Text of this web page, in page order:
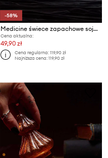
-58%
Medicine świece zapachowe sojowe 2-pack
Cena aktualna:
49,90 zł
Cena regularna:119,90 zł
Najniższa cena:119,90 zł